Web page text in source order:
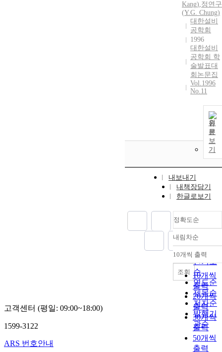
Kang),정연구
(Y.G. Chung)
대한설비
공학회
1996
대한설비
공학회 학
술발표대
회논문집
Vol.1996
No.11
원
문
보
기
내보내기
내책장담기
한글로보기
정확도순
정확도
순
인기도
순
연도순
제목순
저자순
발행기
관순
내림차순
내림차
10개씩 출력
10개씩
출력
20개씩
출력
30개씩
출력
50개씩
출력
조회
고객센터 (평일: 09:00~18:00)
1599-3122
ARS 번호안내